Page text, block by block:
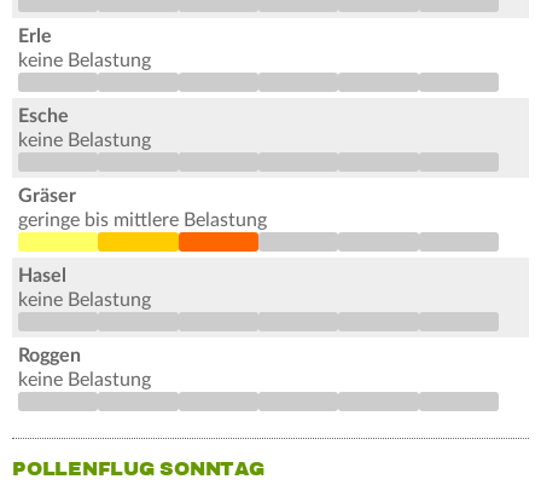
Erle
keine Belastung
Esche
keine Belastung
Gräser
geringe bis mittlere Belastung
Hasel
keine Belastung
Roggen
keine Belastung
POLLENFLUG SONNTAG